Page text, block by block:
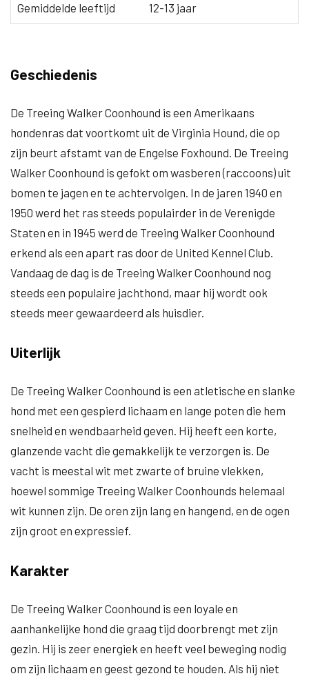
Gemiddelde leeftijd 12-13 jaar
Geschiedenis
De Treeing Walker Coonhound is een Amerikaans
hondenras dat voortkomt uit de Virginia Hound, die op
zijn beurt afstamt van de Engelse Foxhound. De Treeing
Walker Coonhound is gefokt om wasberen (raccoons) uit
bomen te jagen en te achtervolgen. In de jaren 1940 en
1950 werd het ras steeds populairder in de Verenigde
Staten en in 1945 werd de Treeing Walker Coonhound
erkend als een apart ras door de United Kennel Club.
Vandaag de dag is de Treeing Walker Coonhound nog
steeds een populaire jachthond, maar hij wordt ook
steeds meer gewaardeerd als huisdier.
Uiterlijk
De Treeing Walker Coonhound is een atletische en slanke
hond met een gespierd lichaam en lange poten die hem
snelheid en wendbaarheid geven. Hij heeft een korte,
glanzende vacht die gemakkelijk te verzorgen is. De
vacht is meestal wit met zwarte of bruine vlekken,
hoewel sommige Treeing Walker Coonhounds helemaal
wit kunnen zijn. De oren zijn lang en hangend, en de ogen
zijn groot en expressief.
Karakter
De Treeing Walker Coonhound is een loyale en
aanhankelijke hond die graag tijd doorbrengt met zijn
gezin. Hij is zeer energiek en heeft veel beweging nodig
om zijn lichaam en geest gezond te houden. Als hij niet